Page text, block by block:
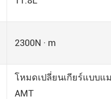
2300N · m
โหมดเปลี่ยนเกียร์แบบแ
AMT